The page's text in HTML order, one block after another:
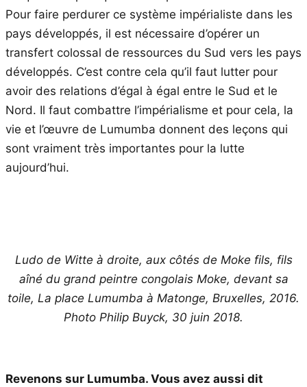
Pour faire perdurer ce système impérialiste dans les
pays développés, il est nécessaire d’opérer un
transfert colossal de ressources du Sud vers les pays
développés. C’est contre cela qu’il faut lutter pour
avoir des relations d’égal à égal entre le Sud et le
Nord. Il faut combattre l’impérialisme et pour cela, la
vie et l’œuvre de Lumumba donnent des leçons qui
sont vraiment très importantes pour la lutte
aujourd’hui.
Ludo de Witte à droite, aux côtés de Moke fils, fils
aîné du grand peintre congolais Moke, devant sa
toile, La place Lumumba à Matonge, Bruxelles, 2016.
Photo Philip Buyck, 30 juin 2018.
Revenons sur Lumumba. Vous avez aussi dit